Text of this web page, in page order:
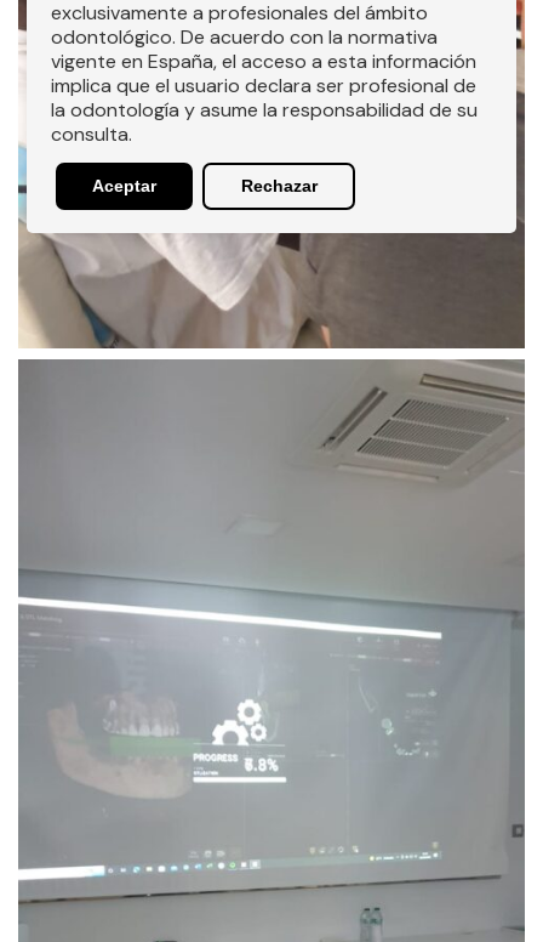
exclusivamente a profesionales del ámbito
odontológico. De acuerdo con la normativa
vigente en España, el acceso a esta información
implica que el usuario declara ser profesional de
la odontología y asume la responsabilidad de su
consulta.
Aceptar Rechazar